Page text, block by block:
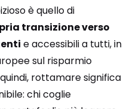
è quello di
transizione verso
e accessibili a tutti, in
sul risparmio
rottamare significa
chi coglie